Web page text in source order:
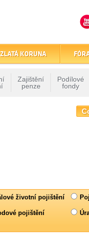
Zajištění
penze
Podílové
fondy
KORUNA
životní pojištění
pojištění